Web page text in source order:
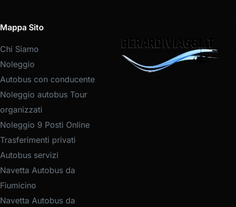
Mappa Sito
Chi Siamo
Noleggio
Autobus con conducente
Noleggio autobus Tour
organizzati
Noleggio 9 Posti Online
Trasferimenti privati
Autobus servizi
Navetta Autobus da
Fiumicino
Navetta Autobus da